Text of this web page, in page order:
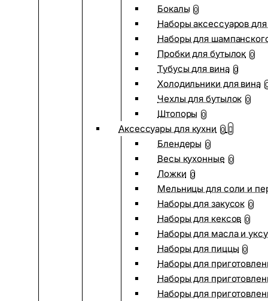
Бокалы 0
Наборы аксессуаров
Наборы для
Пробки для бутылок 0
Тубусы для вина 0
Холодильники для вина
Чехлы для бутылок 0
Штопоры 0
Аксессуары для кухни 0
Блендеры 0
Весы кухонные 0
Ложки 0
Мельницы для соли и
Наборы для закусок 0
Наборы для кексов 0
Наборы для масла и
Наборы для пиццы 0
Наборы для
Наборы для
Наборы для